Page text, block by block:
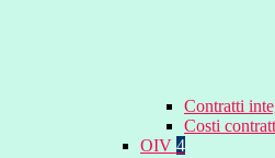
Contratti
Costi
OIV 4